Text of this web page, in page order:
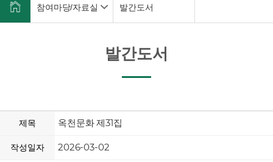
참여마당/자료실 발간도서
발간도서
제목 옥천문화 제31집
작성일자 2026-03-02